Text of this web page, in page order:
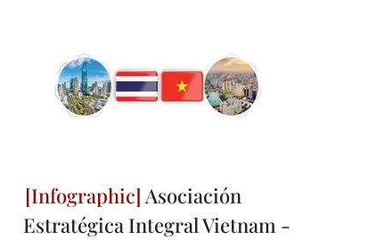
Asociación
Estratégica Integral Vietnam -